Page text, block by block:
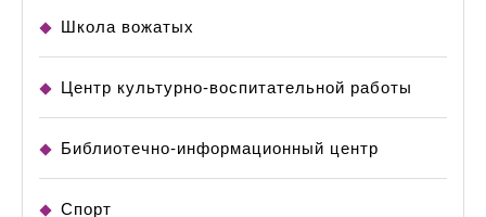
Школа вожатых
Центр культурно-воспитательной работы
Библиотечно-информационный центр
Спорт